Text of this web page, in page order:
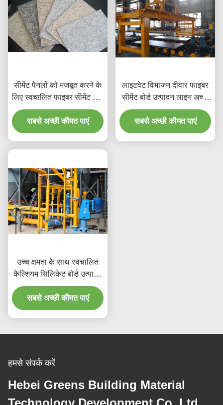
सीमेंट पैनलों को मजबूत करने के
लिए स्वचालित फाइबर सीमेंट बोर्ड
उत्पादन लाइन
सबसे अच्छी कीमत पाएं
लाइटवेट विभाजन दीवार फाइबर
सीमेंट बोर्ड उत्पादन लाइन अच्छी
ताकत
सबसे अच्छी कीमत पाएं
उच्च क्षमता के साथ स्वचालित
कैल्शियम सिलिकेट बोर्ड उत्पादन
लाइन
सबसे अच्छी कीमत पाएं
हमसे संपर्क करें
Hebei Greens Building Material